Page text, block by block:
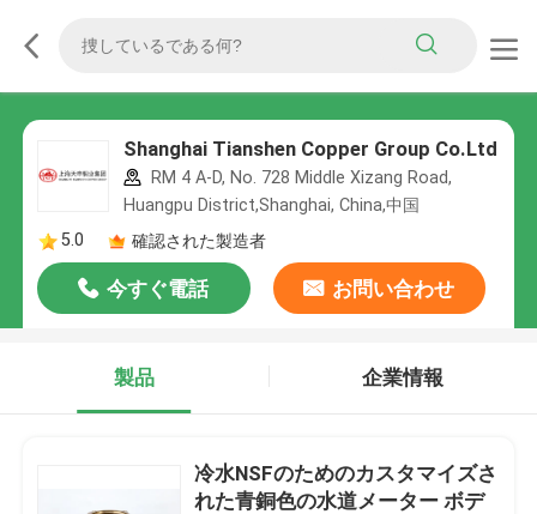
Shanghai Tianshen Copper Group Co.Ltd
RM 4 A-D, No. 728 Middle Xizang Road,
Huangpu District,Shanghai, China,中国
5.0
確認された製造者
今すぐ電話 お問い合わせ
製品 企業情報
冷水NSFのためのカスタマイズさ
れた青銅色の水道メーター ボデ